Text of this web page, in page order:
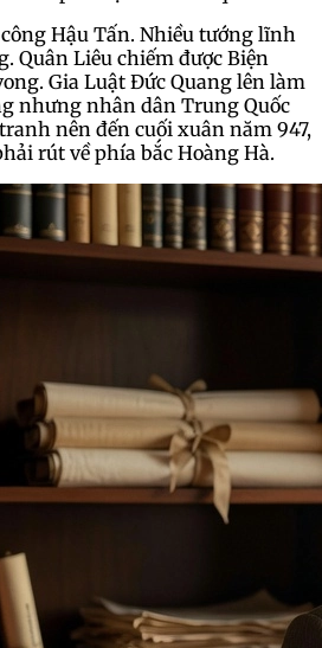
Hậu Tấn. Nhiều tướng lĩnh
Quân Liêu chiếm được Biện
Gia Luật Đức Quang lên làm
nhưng nhân dân Trung Quốc
nên đến cuối xuân năm 947,
rút về phía bắc Hoàng Hà.